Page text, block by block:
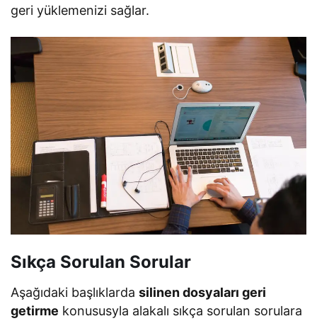
geri yüklemenizi sağlar.
Sıkça Sorulan Sorular
Aşağıdaki başlıklardasilinen dosyaları geri
getirme konususyla alakalı sıkça sorulan sorulara